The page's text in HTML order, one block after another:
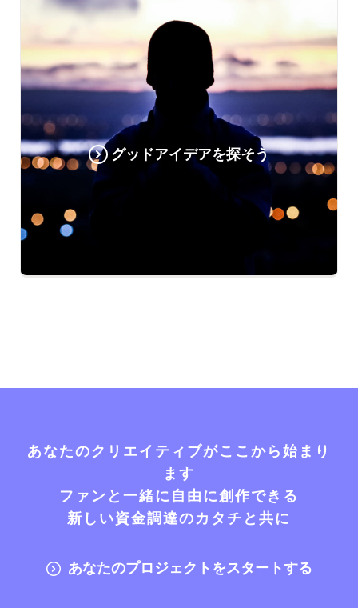
グッドアイデアを探そう
あなたのクリエイティブがここから始まり
ます
ファンと一緒に自由に創作できる
新しい資金調達のカタチと共に
あなたのプロジェクトをスタートする